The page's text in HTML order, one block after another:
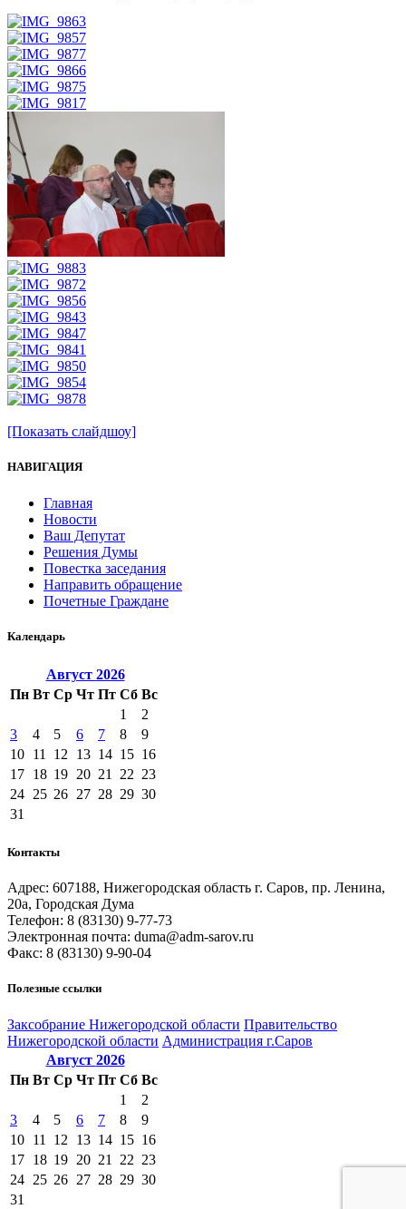
[Показать слайдшоу]
НАВИГАЦИЯ
Главная
Новости
Ваш Депутат
Решения Думы
Повестка заседания
Направить обращение
Почетные Граждане
Календарь
Август 2026
Пн Вт Ср Чт Пт Сб Вс
1
2
3
4 5 6 7 8
9
10 11 12 13 14 15 16
17 18 19 20 21 22 23
24 25 26 27 28 29 30
31
Контакты
Адрес: 607188, Нижегородская область г. Саров, пр. Ленина,
20а, Городская Дума
Телефон: 8 (83130) 9-77-73
Электронная почта: duma@adm-sarov.ru
Факс: 8 (83130) 9-90-04
Полезные ссылки
Закcобрание Нижегородской области Правительство
Нижегородской области Администрация г.Саров
Август 2026
Пн Вт Ср Чт Пт Сб Вс
1
2
3
4 5 6 7 8
9
10 11 12 13 14 15 16
17 18 19 20 21 22 23
24 25 26 27 28 29 30
31